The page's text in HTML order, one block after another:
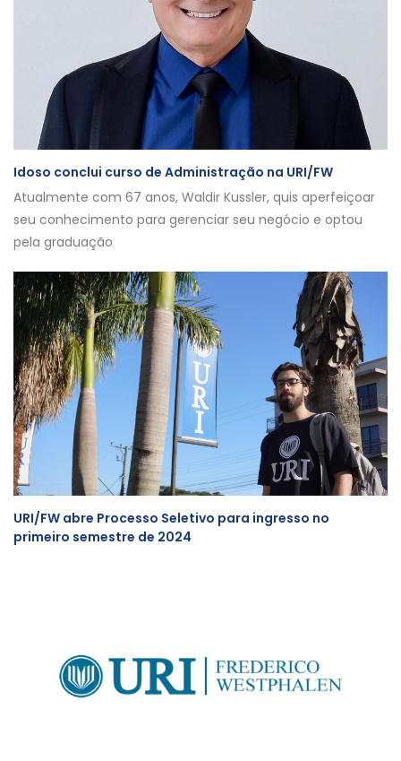
Idoso conclui curso de Administração na URI/FW
Atualmente com 67 anos, Waldir Kussler, quis aperfeiçoar
seu conhecimento para gerenciar seu negócio e optou
pela graduação
URI/FW abre Processo Seletivo para ingresso no
primeiro semestre de 2024